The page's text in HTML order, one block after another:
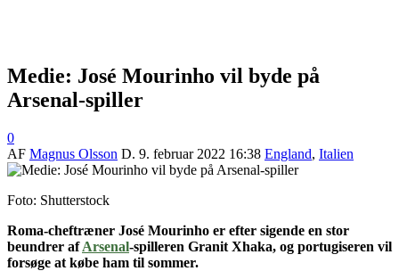
Medie: José Mourinho vil byde på
Arsenal-spiller
0
AF Magnus Olsson D. 9. februar 2022 16:38 England, Italien
Foto: Shutterstock
Roma-cheftræner José Mourinho er efter sigende en stor
beundrer afArsenal-spilleren Granit Xhaka, og portugiseren vil
forsøge at købe ham til sommer.